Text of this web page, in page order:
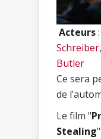
Acteurs:
Schreiber,
Butler
Ce sera
de
Le film "
Stealing